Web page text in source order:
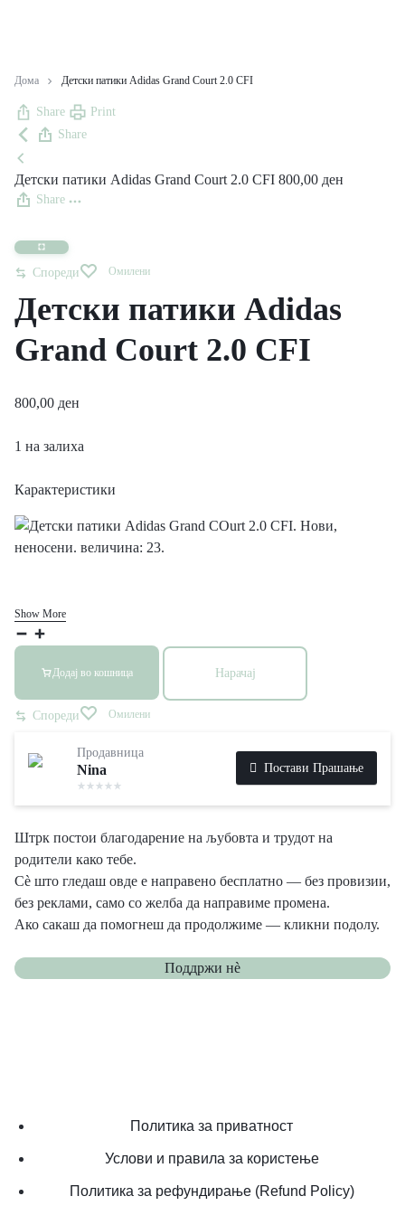
Дома Детски патики Adidas Grand Court 2.0 CFI
Share
Print
Share
Детски патики Adidas Grand Court 2.0 CFI 800,00 ден
Share
Спореди Омилени
Детски патики Adidas
Grand Court 2.0 CFI
800,00 ден
1 на залиха
Карактеристики
Show More
Додај во кошница Нарачај
Спореди Омилени
Продавница
Nina Постави Прашање
Штрк постои благодарение на љубовта и трудот на
родители како тебе.
Сè што гледаш овде е направено бесплатно — без провизии,
без реклами, само со желба да направиме промена.
Ако сакаш да помогнеш да продолжиме — кликни подолу.
Поддржи нѐ
Политика за приватност
Услови и правила за користење
Политика за рефундирање (Refund Policy)